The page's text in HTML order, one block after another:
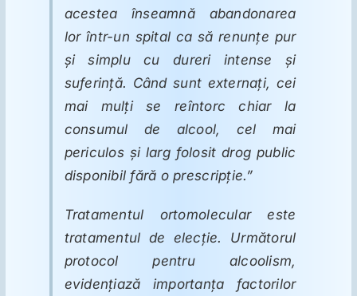
acestea înseamnă abandonarea
lor într-un spital ca să renunţe pur
şi simplu cu dureri intense şi
suferinţă. Când sunt externaţi, cei
mai mulţi se reîntorc chiar la
consumul de alcool, cel mai
periculos şi larg folosit drog public
disponibil fără o prescripţie.”
Tratamentul ortomolecular este
tratamentul de elecţie. Următorul
protocol pentru alcoolism,
evidenţiază importanţa factorilor